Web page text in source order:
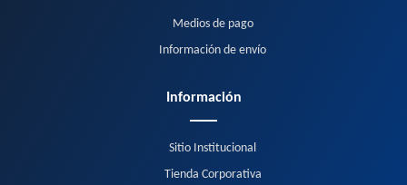
Medios de pago
Información de envío
Información
Sitio Institucional
Tienda Corporativa